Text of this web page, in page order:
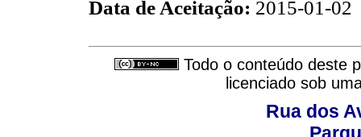
Data de Aceitação: 2015-01-02
Todo o conteúdo deste
licenciado sob
Rua dos